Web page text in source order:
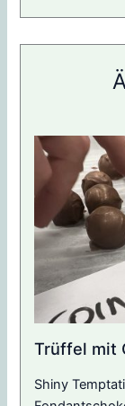
Trüffel mit
Shiny